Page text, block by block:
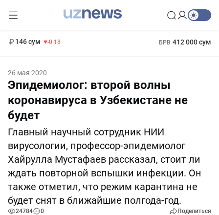
146 сум -0.18 БРВ 412 000 сум
26 мая 2020
Эпидемиолог: второй волны
коронавируса в Узбекистане не
будет
Главный научный сотрудник НИИ
вирусологии, профессор-эпидемиолог
Хайрулла Мустафаев рассказал, стоит ли
ждать повторной вспышки инфекции. Он
также отметил, что режим карантина не
будет снят в ближайшие полгода-год.
24784 0 Поделиться